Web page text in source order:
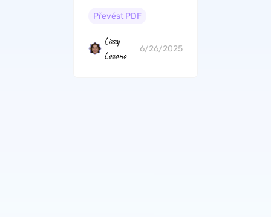
upravitelných PDF
průvodce
Převést PDF
Lizzy
Lozano
6/26/2025